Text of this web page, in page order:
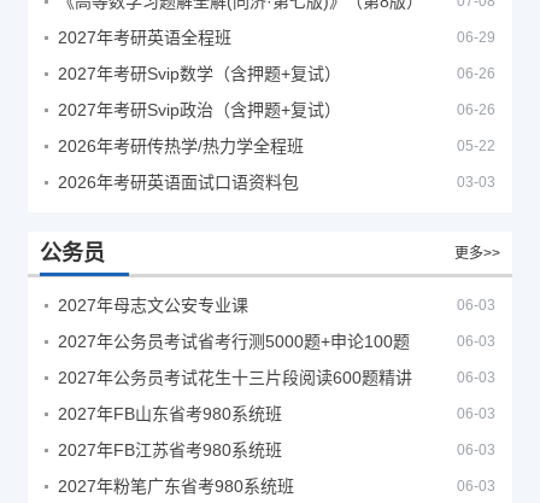
2027年考研英语全程班 06-29
2027年考研Svip数学（含押题+复试） 06-26
2027年考研Svip政治（含押题+复试） 06-26
2026年考研传热学/热力学全程班 05-22
2026年考研英语面试口语资料包 03-03
公务员 更多>>
2027年母志文公安专业课 06-03
2027年公务员考试省考行测5000题+申论100题 06-03
2027年公务员考试花生十三片段阅读600题精讲 06-03
2027年FB山东省考980系统班 06-03
2027年FB江苏省考980系统班 06-03
2027年粉笔广东省考980系统班 06-03